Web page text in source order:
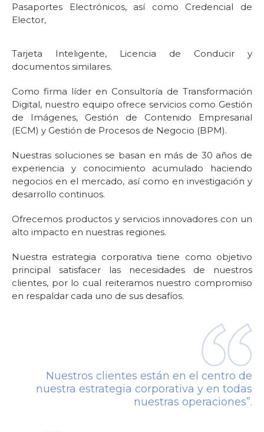
Pasaportes Electrónicos, así como Credencial de
Elector,
Tarjeta Inteligente, Licencia de Conducir y
documentos similares.
Como firma líder en Consultoría de Transformación
Digital, nuestro equipo ofrece servicios como Gestión
de Imágenes, Gestión de Contenido Empresarial
(ECM) y Gestión de Procesos de Negocio (BPM).
Nuestras soluciones se basan en más de 30 años de
experiencia y conocimiento acumulado haciendo
negocios en el mercado, así como en investigación y
desarrollo continuos.
Ofrecemos productos y servicios innovadores con un
alto impacto en nuestras regiones.
Nuestra estrategia corporativa tiene como objetivo
principal satisfacer las necesidades de nuestros
clientes, por lo cual reiteramos nuestro compromiso
en respaldar cada uno de sus desafíos.
Nuestros clientes están en el centro de
nuestra estrategia corporativa y en todas
nuestras operaciones”.